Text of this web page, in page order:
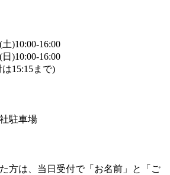
)10:00-16:00
)10:00-16:00
15:15まで)
駐車場
方は、当日受付で「お名前」と「ご